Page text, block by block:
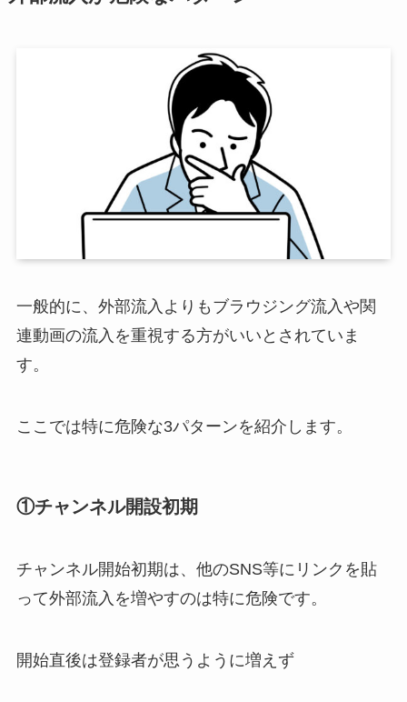
一般的に、外部流入よりもブラウジング流入や関
連動画の流入を重視する方がいいとされていま
す。
ここでは特に危険な3パターンを紹介します。
①チャンネル開設初期
チャンネル開始初期は、他のSNS等にリンクを貼
って外部流入を増やすのは特に危険です。
開始直後は登録者が思うように増えず